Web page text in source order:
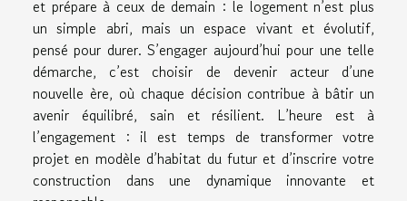
et prépare à ceux de demain : le logement n’est plus
un simple abri, mais un espace vivant et évolutif,
pensé pour durer. S’engager aujourd’hui pour une telle
démarche, c’est choisir de devenir acteur d’une
nouvelle ère, où chaque décision contribue à bâtir un
avenir équilibré, sain et résilient. L’heure est à
l’engagement : il est temps de transformer votre
projet en modèle d’habitat du futur et d’inscrire votre
construction dans une dynamique innovante et